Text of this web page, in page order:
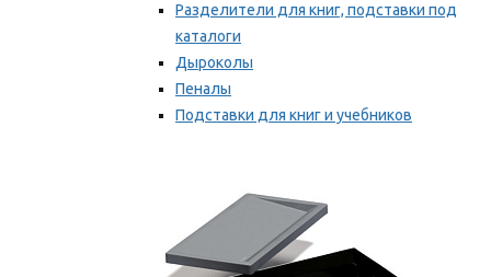
Разделители для книг, подставки под
каталоги
Дыроколы
Пеналы
Подставки для книг и учебников